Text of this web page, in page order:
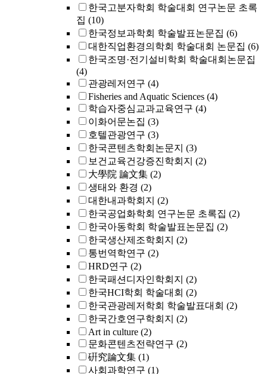
한국고분자학회 학술대회 연구논문 초록
집 (10)
한국정보과학회 학술발표논문집 (6)
대한직업환경의학회 학술대회 논문집 (6)
한국조명·전기설비학회 학술대회논문집
(4)
관광레저연구 (4)
Fisheries and Aquatic Sciences (4)
학습자중심교과교육연구 (4)
이화어문논집 (3)
호텔관광연구 (3)
한국콘텐츠학회논문지 (3)
보건교육건강증진학회지 (2)
大學院 論文集 (2)
생태와 환경 (2)
대한내과학회지 (2)
한국공업화학회 연구논문 초록집 (2)
한국아동학회 학술발표논문집 (2)
한국생산제조학회지 (2)
통번역학연구 (2)
HRD연구 (2)
한국패션디자인학회지 (2)
한국HCI학회 학술대회 (2)
한국관광레저학회 학술발표대회 (2)
한국간호연구학회지 (2)
Art in culture (2)
문화콘텐츠전략연구 (2)
硏究論文集 (1)
사회과학연구 (1)